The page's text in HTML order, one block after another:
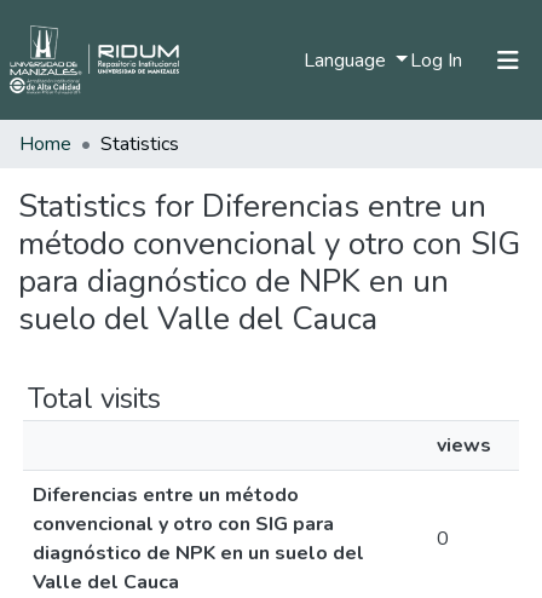
Language Log In (current)
Communities & Collections
All of DSpace
Home Statistics
Statistics for Diferencias entre un
método convencional y otro con SIG
para diagnóstico de NPK en un
suelo del Valle del Cauca
Total visits
views
Diferencias entre un método
convencional y otro con SIG para
diagnóstico de NPK en un suelo del
Valle del Cauca
0